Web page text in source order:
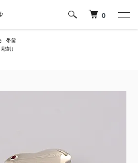
0
帯留
刻）